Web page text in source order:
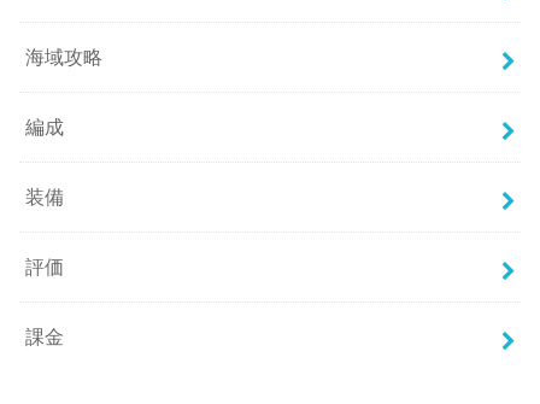
海域攻略
編成
装備
評価
課金